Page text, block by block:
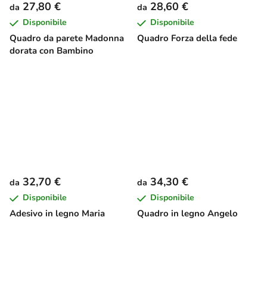
Quadro da parete Madonna
dorata con Bambino
da 27,80 €
Disponibile
Quadro Forza della fede
da 28,60 €
Disponibile
Adesivo in legno Maria
da 32,70 €
Disponibile
Quadro in legno Angelo
da 34,30 €
Disponibile